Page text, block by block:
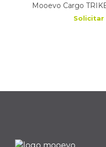
Mooevo Cargo
Solicitar